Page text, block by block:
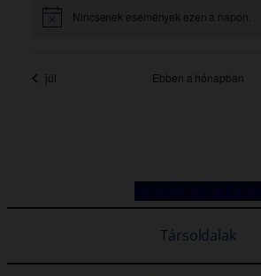
Hírlevél feliratkozás
Társoldalak